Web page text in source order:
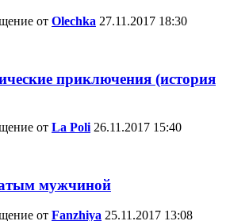
от Olechka 27.11.2017 18:30
приключения (история
от La Poli 26.11.2017 15:40
мужчиной
от Fanzhiya 25.11.2017 13:08